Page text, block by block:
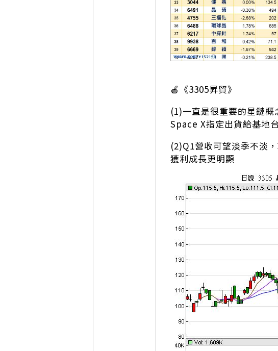
🍎《3305昇貿》
(1)一直是很重要的星鏈
Space X指定出貨給基地
(2)Q1營收可望淡季不淡
獲利成長更明顯